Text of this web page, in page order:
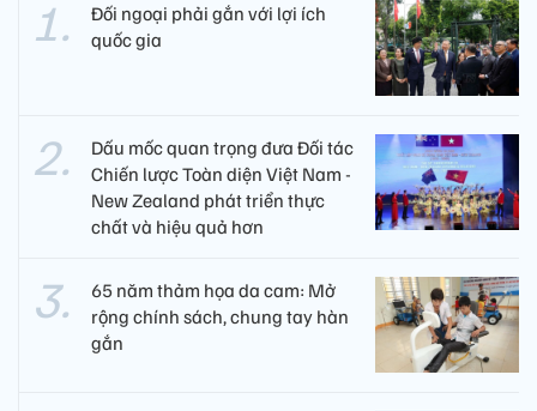
Đối ngoại phải gắn với lợi ích
quốc gia
Dấu mốc quan trọng đưa Đối tác
Chiến lược Toàn diện Việt Nam -
New Zealand phát triển thực
chất và hiệu quả hơn
65 năm thảm họa da cam: Mở
rộng chính sách, chung tay hàn
gắn